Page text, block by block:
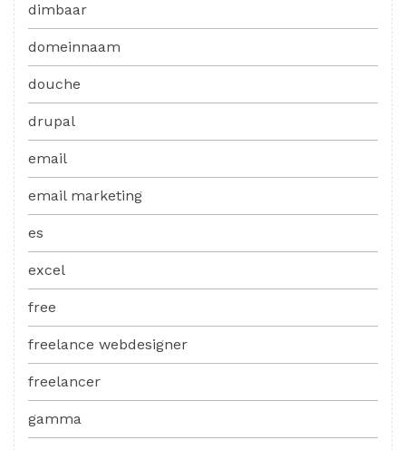
dimbaar
domeinnaam
douche
drupal
email
email marketing
es
excel
free
freelance webdesigner
freelancer
gamma